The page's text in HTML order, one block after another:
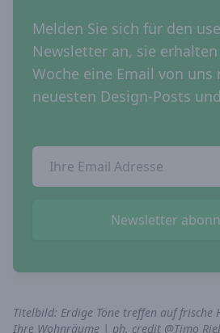
Melden Sie sich für den
Newsletter an, sie
Woche eine Email von uns
neuesten Design-Posts
Email Addresse
Newsletter
Titelbild: Erdige Töne treffen auf
Ihre Wohnräume | ph. credit @Timo